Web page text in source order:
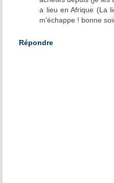
a lieu en Afrique (La
m'échappe ! bonne
Répondre